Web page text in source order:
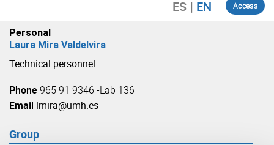
Access
Personal
Laura Mira Valdelvira
Technical personnel
Phone 965 91 9346 -Lab 136
Email lmira@umh.es
Group